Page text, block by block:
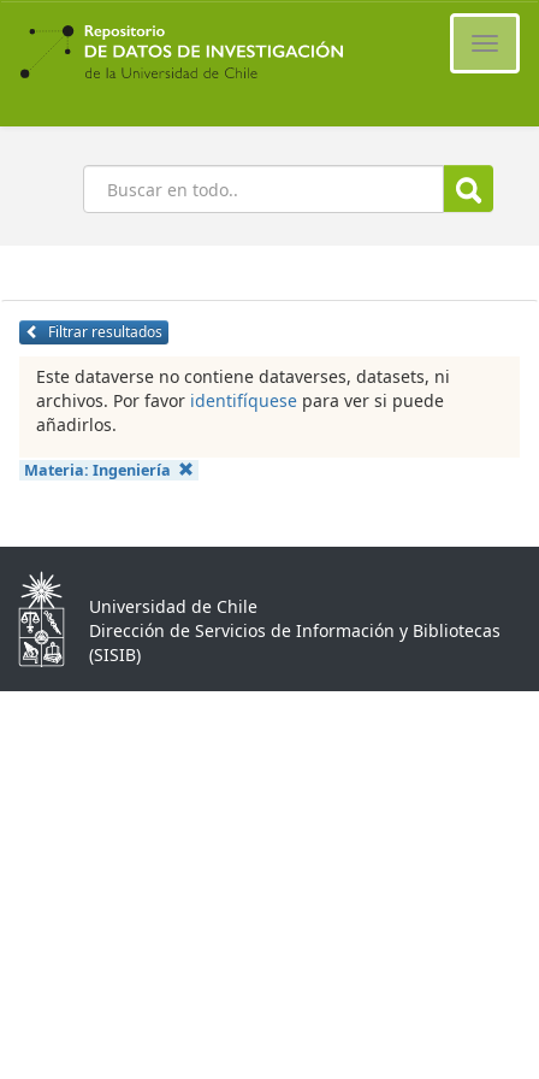
Ir
contenido
principal
Buscar
Filtrar resultados
Este dataverse no contiene dataverses, datasets, ni
archivos. Por favor identifíquese para ver si puede
añadirlos.
Materia: Ingeniería
Universidad de Chile
Dirección de Servicios de Información y Bibliotecas
(SISIB)